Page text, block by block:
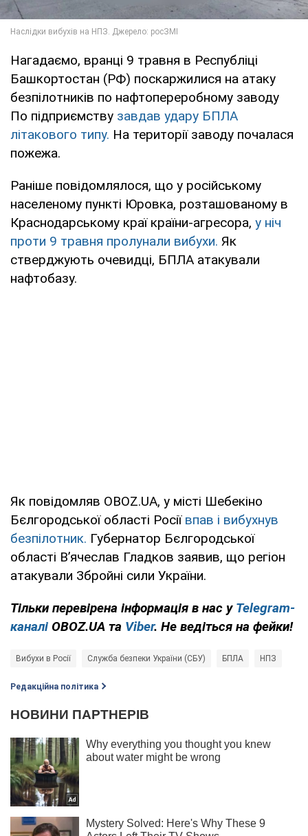
Нагадаємо, вранці 9 травня в Республіці
Башкортостан (РФ) поскаржилися на атаку
безпілотників по нафтопереробному заводу
По підприємству завдав удару БПЛА
літакового типу. На території заводу почалася
пожежа.
Раніше повідомлялося, що у російському
населеному пункті Юровка, розташованому в
Краснодарському краї країни-агресора, у ніч
проти 9 травня пролунали вибухи. Як
стверджують очевидці, БПЛА атакували
нафтобазу.
Як повідомляв OBOZ.UA, у місті Шебекіно
Бєлгородської області Росії впав і вибухнув
безпілотник. Губернатор Бєлгородської
області В’ячеслав Гладков заявив, що регіон
атакували Збройні сили України.
Тільки перевірена інформація в нас у Telegram-
каналі OBOZ.UA та Viber. Не ведіться на фейки!
Вибухи в Росії Служба безпеки України (СБУ) БПЛА НПЗ
Редакційна політика